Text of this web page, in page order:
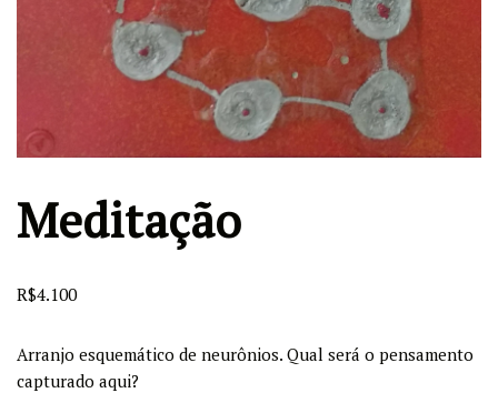
Meditação
R$4.100
Arranjo esquemático de neurônios. Qual será o pensamento
capturado aqui?